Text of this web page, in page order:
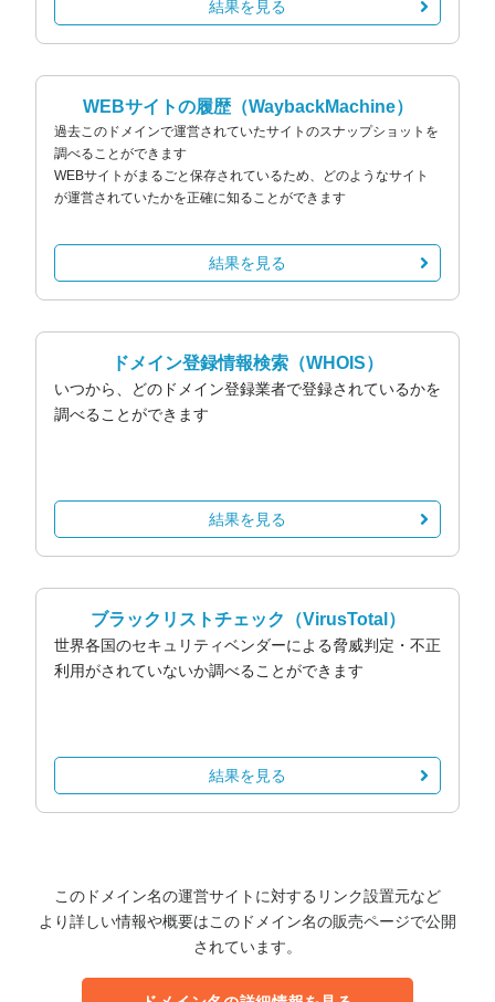
結果を見る
WEBサイトの履歴（WaybackMachine）
過去このドメインで運営されていたサイトのスナップショットを
調べることができます
WEBサイトがまるごと保存されているため、どのようなサイト
が運営されていたかを正確に知ることができます
結果を見る
ドメイン登録情報検索 （WHOIS）
いつから、どのドメイン登録業者で登録されているかを
調べることができます
結果を見る
ブラックリストチェック （VirusTotal）
世界各国のセキュリティベンダーによる脅威判定・不正
利用がされていないか調べることができます
結果を見る
このドメイン名の運営サイトに対するリンク設置元など
より詳しい情報や概要はこのドメイン名の販売ページで公開
されています。